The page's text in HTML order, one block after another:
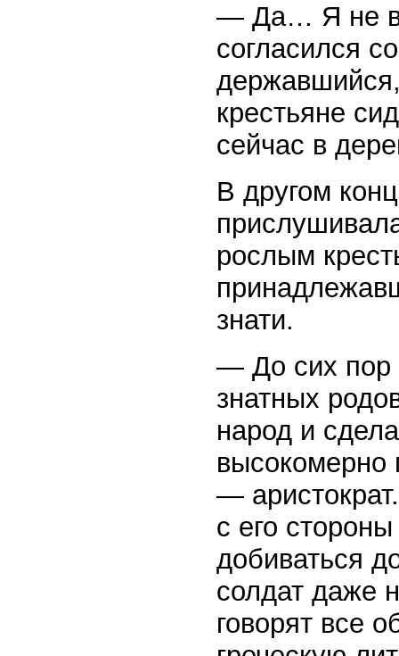
— Да… Я не
согласился
крестьяне
сейчас в
В другом
рослым
знати.
— До сих пор
знатных
народ и
высокомерно
—
с его
добиваться
солдат даже
говорят все